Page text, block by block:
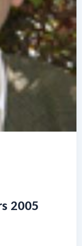
2005